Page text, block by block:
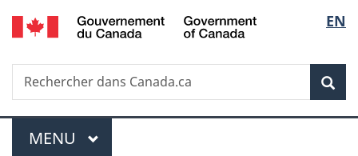
Passer
au
principal
Passer
à
Au
du
Passer
à
version
simplifiée
de
la
EN
Recherche
Rechercher
dans
Menu
MENU PRINCIPAL